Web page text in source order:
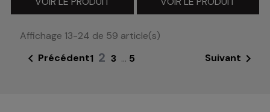
Affichage 13-24 de 59 article(s)
 Précédent1 2 3 … 5 Suivant 